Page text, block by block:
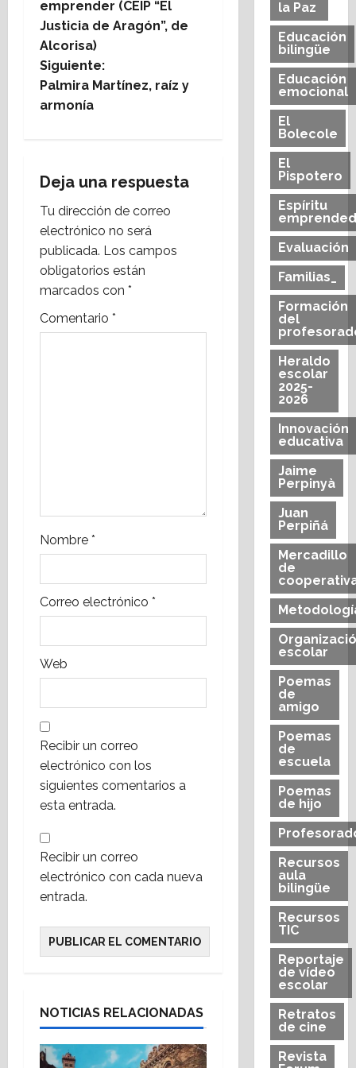
e
g
a
ó
n
d
e
e
a
emprender (CEIP “El
Justicia de Aragón”, de
Alcorisa)
Siguiente:
Palmira Martínez, raíz y
armonía
Deja una respuesta
Tu dirección de correo
electrónico no será
publicada. Los campos
obligatorios están
marcados con *
Comentario *
Nombre *
Correo electrónico *
Web
Recibir un correo
electrónico con los
siguientes comentarios a
esta entrada.
Recibir un correo
electrónico con cada nueva
entrada.
NOTICIAS RELACIONADAS
la Paz
Educación
bilingüe
Educación
emocional
El
Bolecole
El
Pispotero
Espíritu
Evaluación
Familias_
Formación
del
Heraldo
escolar
2025-
2026
Innovación
educativa
Jaime
Perpinyà
Juan
Perpiñá
Mercadillo
de
escolar
Poemas
de
amigo
Poemas
de
escuela
Poemas
de hijo
Recursos
aula
bilingüe
Recursos
TIC
Reportaje
de vídeo
escolar
Retratos
de cine
Revista